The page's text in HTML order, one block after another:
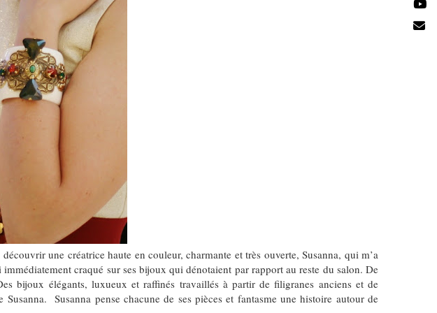
une créatrice haute en couleur, charmante et très ouverte, Susanna, qui m’a
craqué sur ses bijoux qui dénotaient par rapport au reste du salon. De
bijoux élégants, luxueux et raffinés travaillés à partir de filigranes anciens et de
Susanna pense chacune de ses pièces et fantasme une histoire autour de